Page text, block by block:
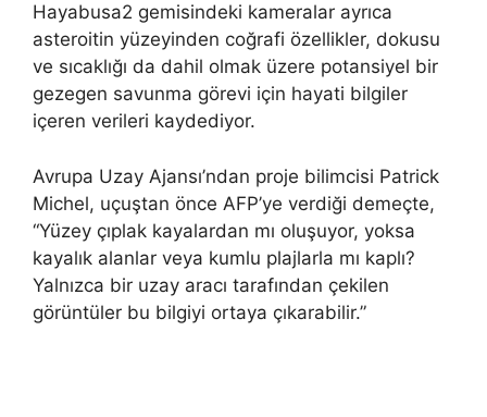
Hayabusa2 gemisindeki kameralar ayrıca
asteroitin yüzeyinden coğrafi özellikler, dokusu
ve sıcaklığı da dahil olmak üzere potansiyel bir
gezegen savunma görevi için hayati bilgiler
içeren verileri kaydediyor.
Avrupa Uzay Ajansı’ndan proje bilimcisi Patrick
Michel, uçuştan önce AFP’ye verdiği demeçte,
“Yüzey çıplak kayalardan mı oluşuyor, yoksa
kayalık alanlar veya kumlu plajlarla mı kaplı?
Yalnızca bir uzay aracı tarafından çekilen
görüntüler bu bilgiyi ortaya çıkarabilir.”